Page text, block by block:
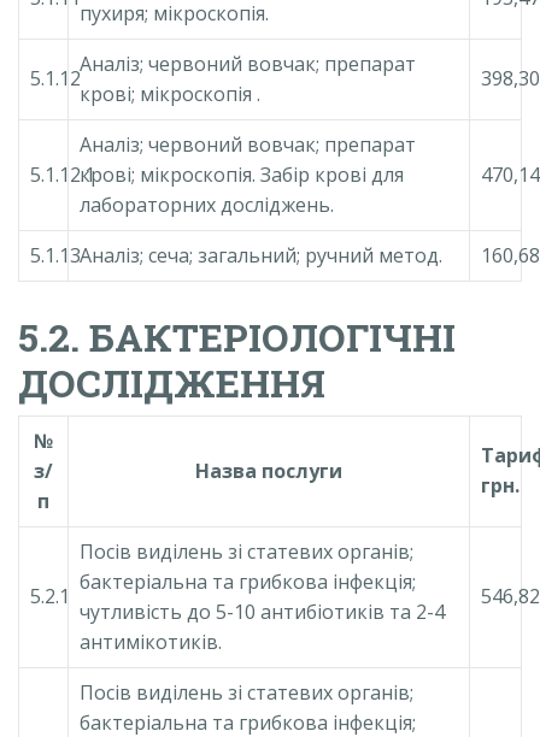
пухиря; мікроскопія.
5.1.12
Аналіз; червоний вовчак; препарат
крові; мікроскопія .
398,30
5.1.12.1
Аналіз; червоний вовчак; препарат
крові; мікроскопія. Забір крові для
лабораторних досліджень.
470,14
5.1.13Аналіз; сеча; загальний; ручний метод. 160,68
5.2. БАКТЕРІОЛОГІЧНІ
ДОСЛІДЖЕННЯ
№
з/
п
Назва послуги
грн.
5.2.1
Посів виділень зі статевих органів;
бактеріальна та грибкова інфекція;
чутливість до 5-10 антибіотиків та 2-4
антимікотиків.
546,82
Посів виділень зі статевих органів;
бактеріальна та грибкова інфекція;